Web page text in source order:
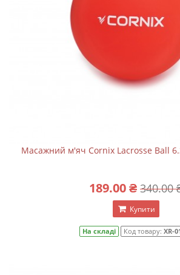
Масажний м'яч Cornix Lacrosse Ball
189.00 ₴ 340.00
Купити
На складі Код товару: XR-